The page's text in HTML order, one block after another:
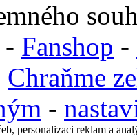
- Fanshop -
Chraňme
-
personalizaci reklam a